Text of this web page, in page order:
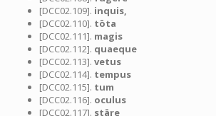
[DCC02.109]. inquis,
[DCC02.110]. tōta
[DCC02.111]. magis
[DCC02.112]. quaeque
[DCC02.113]. vetus
[DCC02.114]. tempus
[DCC02.115]. tum
[DCC02.116]. oculus
[DCC02.117]. stāre